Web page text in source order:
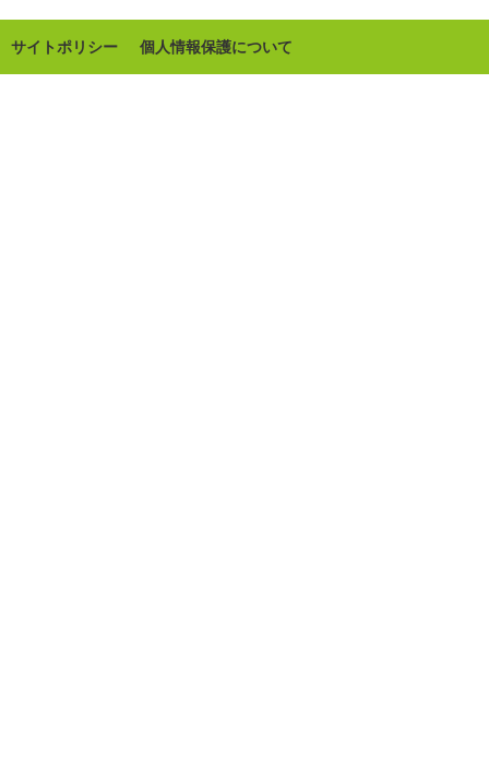
サイトポリシー 個人情報保護について